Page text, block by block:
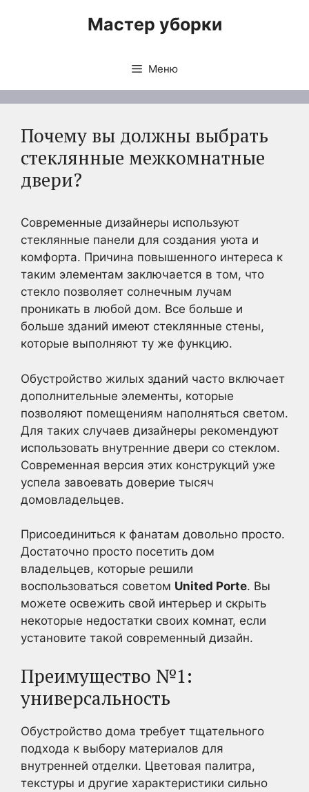
Мастер уборки
Меню
Почему вы должны выбрать
стеклянные межкомнатные
двери?
Современные дизайнеры используют
стеклянные панели для создания уюта и
комфорта. Причина повышенного интереса к
таким элементам заключается в том, что
стекло позволяет солнечным лучам
проникать в любой дом. Все больше и
больше зданий имеют стеклянные стены,
которые выполняют ту же функцию.
Обустройство жилых зданий часто включает
дополнительные элементы, которые
позволяют помещениям наполняться светом.
Для таких случаев дизайнеры рекомендуют
использовать внутренние двери со стеклом.
Современная версия этих конструкций уже
успела завоевать доверие тысяч
домовладельцев.
Присоединиться к фанатам довольно просто.
Достаточно просто посетить дом
владельцев, которые решили
воспользоваться советом United Porte. Вы
можете освежить свой интерьер и скрыть
некоторые недостатки своих комнат, если
установите такой современный дизайн.
Преимущество №1:
универсальность
Обустройство дома требует тщательного
подхода к выбору материалов для
внутренней отделки. Цветовая палитра,
текстуры и другие характеристики сильно